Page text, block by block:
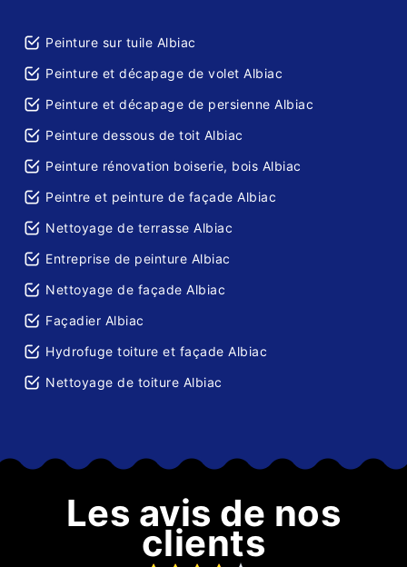
Peinture sur tuile Albiac
Peinture et décapage de volet Albiac
Peinture et décapage de persienne Albiac
Peinture dessous de toit Albiac
Peinture rénovation boiserie, bois Albiac
Peintre et peinture de façade Albiac
Nettoyage de terrasse Albiac
Entreprise de peinture Albiac
Nettoyage de façade Albiac
Façadier Albiac
Hydrofuge toiture et façade Albiac
Nettoyage de toiture Albiac
Les avis de nos
clients